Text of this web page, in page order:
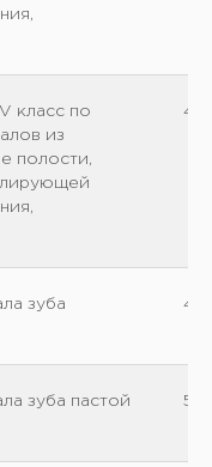
класс по
из
полости,
зуба
зуба пастой